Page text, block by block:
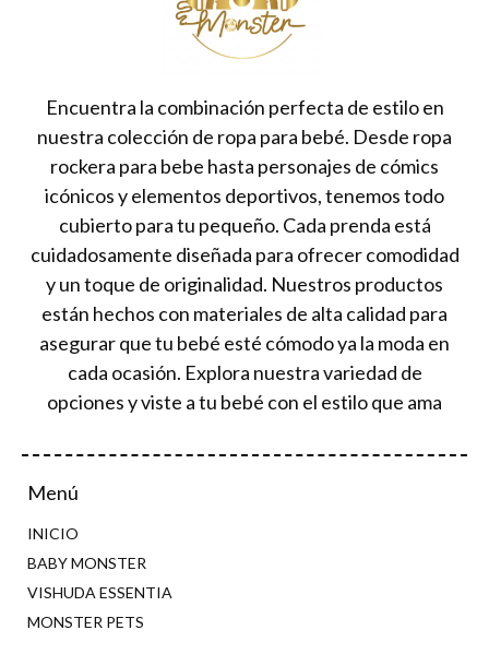
Encuentra la combinación perfecta de estilo en
nuestra colección de ropa para bebé. Desde ropa
rockera para bebe hasta personajes de cómics
icónicos y elementos deportivos, tenemos todo
cubierto para tu pequeño. Cada prenda está
cuidadosamente diseñada para ofrecer comodidad
y un toque de originalidad. Nuestros productos
están hechos con materiales de alta calidad para
asegurar que tu bebé esté cómodo ya la moda en
cada ocasión. Explora nuestra variedad de
opciones y viste a tu bebé con el estilo que ama
Menú
INICIO
BABY MONSTER
VISHUDA ESSENTIA
MONSTER PETS